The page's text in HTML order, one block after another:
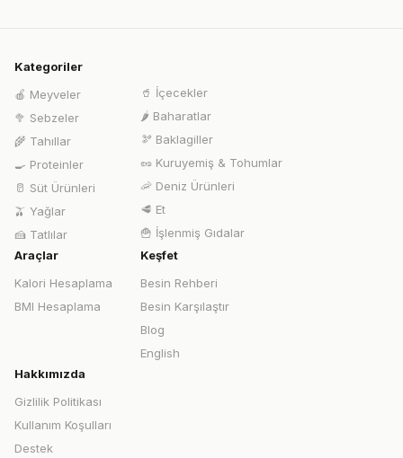
Kategoriler
🍎 Meyveler
🥦 Sebzeler
🌾 Tahıllar
🍳 Proteinler
🥛 Süt Ürünleri
🫒 Yağlar
🍰 Tatlılar
🥤 İçecekler
🌶️ Baharatlar
🫘 Baklagiller
🥜 Kuruyemiş & Tohumlar
🦐 Deniz Ürünleri
🥩 Et
🍟 İşlenmiş Gıdalar
Araçlar
Kalori Hesaplama
BMI Hesaplama
Keşfet
Besin Rehberi
Besin Karşılaştır
Blog
English
Hakkımızda
Gizlilik Politikası
Kullanım Koşulları
Destek